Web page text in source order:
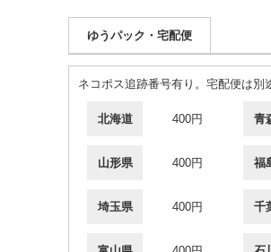
ゆうパック・宅配便
ネコポス追跡番号有り。宅配便は別
北海道 400円 青
山形県 400円 福
埼玉県 400円 千